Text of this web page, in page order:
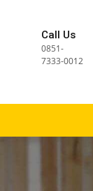
Call Us
0851-
7333-0012